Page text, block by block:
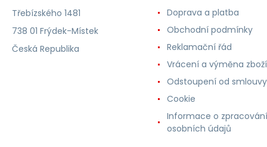
Třebízského 1481
738 01 Frýdek-Místek
Česká Republika
Doprava a platba
Obchodní podmínky
Reklamační řád
Vrácení a výměna zboží
Odstoupení od smlouvy
Cookie
Informace o zpracování
osobních údajů